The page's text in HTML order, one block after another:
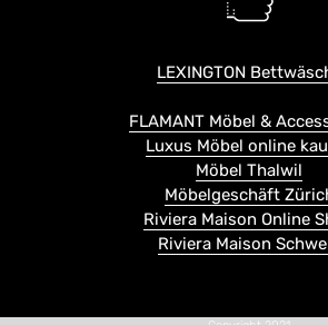
LEXINGTON
FLAMANT Möbel &
Luxus Möbel online
Möbel Thalwil
Möbelgeschäft
Riviera Maison Online
Riviera Maison